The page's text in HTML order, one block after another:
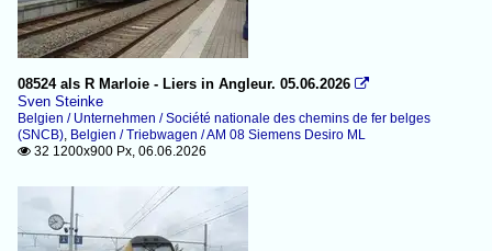
08524 als R Marloie - Liers in Angleur. 05.06.2026 
Sven Steinke
Belgien / Unternehmen / Société nationale des chemins de fer belges
(SNCB), Belgien / Triebwagen / AM 08 Siemens Desiro ML
 32 1200x900 Px, 06.06.2026